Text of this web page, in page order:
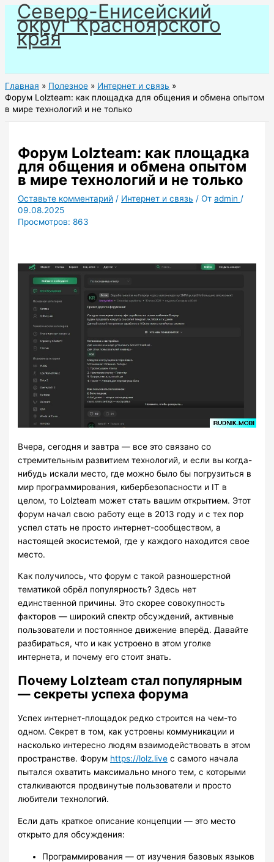
Перейти
содержимому
Северо-Енисейский
округ Красноярского
края
Главная Полезное
Интернет и связь
Форум Lolzteam: как площадка для общения и обмена опытом
в мире технологий и не только
Форум Lolzteam: как площадка
для общения и обмена опытом
в мире технологий и не только
Оставьте комментарий / Интернет и связь / Отadmin /
09.08.2025
Просмотров: 863
Вчера, сегодня и завтра — все это связано со
стремительным развитием технологий, и если вы когда-
нибудь искали место, где можно было бы погрузиться в
мир программирования, кибербезопасности и IT в
целом, то Lolzteam может стать вашим открытием. Этот
форум начал свою работу еще в 2013 году и с тех пор
успел стать не просто интернет-сообществом, а
настоящей экосистемой, где у каждого находится свое
место.
Как получилось, что форум с такой разношерстной
тематикой обрёл популярность? Здесь нет
единственной причины. Это скорее совокупность
факторов — широкий спектр обсуждений, активные
пользователи и постоянное движение вперёд. Давайте
разбираться, что и как устроено в этом уголке
интернета, и почему его стоит знать.
Почему Lolzteam стал популярным
— секреты успеха форума
Успех интернет-площадок редко строится на чем-то
одном. Секрет в том, как устроены коммуникации и
насколько интересно людям взаимодействовать в этом
пространстве. Форум https://lolz.live с самого начала
пытался охватить максимально много тем, с которыми
сталкиваются продвинутые пользователи и просто
любители технологий.
Если дать краткое описание концепции — это место
открыто для обсуждения:
Программирования — от изучения базовых языков